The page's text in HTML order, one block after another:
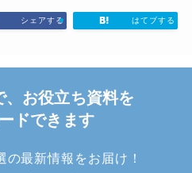
シェアする はてブする
、お役立ち資料を
ドできます
の最新情報をお届け！